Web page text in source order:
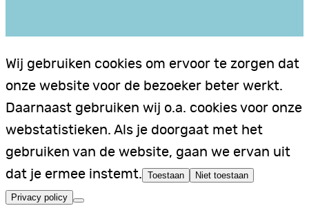
Wij gebruiken cookies om ervoor te zorgen dat
onze website voor de bezoeker beter werkt.
Daarnaast gebruiken wij o.a. cookies voor onze
webstatistieken. Als je doorgaat met het
gebruiken van de website, gaan we ervan uit
dat je ermee instemt. Toestaan Niet toestaan
Privacy policy